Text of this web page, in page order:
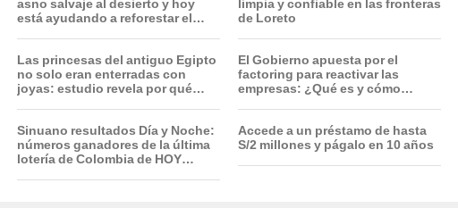
asno salvaje al desierto y hoy
está ayudando a reforestar el
Las princesas del antiguo Egipto
no solo eran enterradas con
joyas: estudio revela por qué
Sinuano resultados Día y Noche:
números ganadores de la última
lotería de Colombia de HOY
limpia y confiable en las fronteras
de Loreto
El Gobierno apuesta por el
factoring para reactivar las
empresas: ¿Qué es y cómo
Accede a un préstamo de hasta
S/2 millones y págalo en 10 años